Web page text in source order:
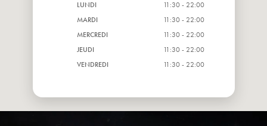
LUNDI
11:30 - 22:00
MARDI
11:30 - 22:00
MERCREDI
11:30 - 22:00
JEUDI
11:30 - 22:00
VENDREDI
11:30 - 22:00